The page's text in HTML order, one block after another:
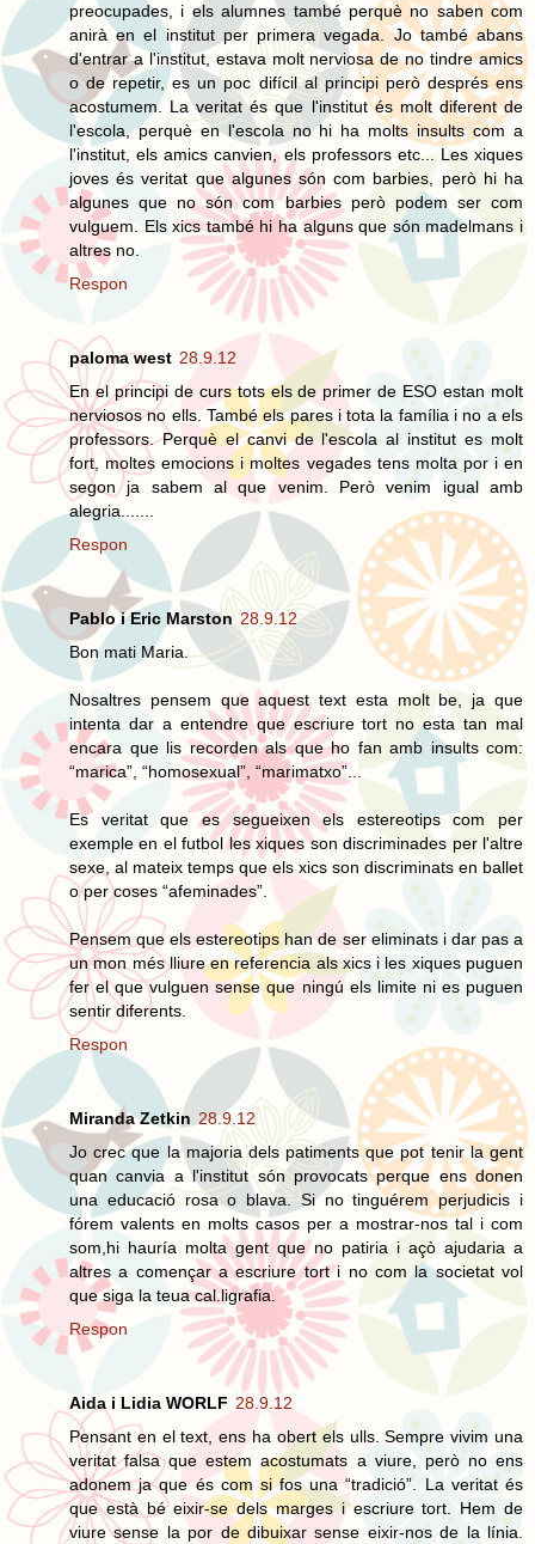
preocupades, i els alumnes també perquè no saben com
anirà en el institut per primera vegada. Jo també abans
d'entrar a l'institut, estava molt nerviosa de no tindre amics
o de repetir, es un poc difícil al principi però després ens
acostumem. La veritat és que l'institut és molt diferent de
l'escola, perquè en l'escola no hi ha molts insults com a
l'institut, els amics canvien, els professors etc... Les xiques
joves és veritat que algunes són com barbies, però hi ha
algunes que no són com barbies però podem ser com
vulguem. Els xics també hi ha alguns que són madelmans i
altres no.
Respon
paloma west 28.9.12
En el principi de curs tots els de primer de ESO estan molt
nerviosos no ells. També els pares i tota la família i no a els
professors. Perquè el canvi de l'escola al institut es molt
fort, moltes emocions i moltes vegades tens molta por i en
segon ja sabem al que venim. Però venim igual amb
alegria.......
Respon
Pablo i Eric Marston 28.9.12
Bon mati Maria.
Nosaltres pensem que aquest text esta molt be, ja que
intenta dar a entendre que escriure tort no esta tan mal
encara que lis recorden als que ho fan amb insults com:
“marica”, “homosexual”, “marimatxo”...
Es veritat que es segueixen els estereotips com per
exemple en el futbol les xiques son discriminades per l'altre
sexe, al mateix temps que els xics son discriminats en ballet
o per coses “afeminades”.
Pensem que els estereotips han de ser eliminats i dar pas a
un mon més lliure en referencia als xics i les xiques puguen
fer el que vulguen sense que ningú els limite ni es puguen
sentir diferents.
Respon
Miranda Zetkin 28.9.12
Jo crec que la majoria dels patiments que pot tenir la gent
quan canvia a l'institut són provocats perque ens donen
una educació rosa o blava. Si no tinguérem perjudicis i
fórem valents en molts casos per a mostrar-nos tal i com
som,hi hauría molta gent que no patiria i açò ajudaria a
altres a començar a escriure tort i no com la societat vol
que siga la teua cal.ligrafia.
Respon
Aida i Lidia WORLF 28.9.12
Pensant en el text, ens ha obert els ulls. Sempre vivim una
veritat falsa que estem acostumats a viure, però no ens
adonem ja que és com si fos una “tradició”. La veritat és
que està bé eixir-se dels marges i escriure tort. Hem de
viure sense la por de dibuixar sense eixir-nos de la línia.